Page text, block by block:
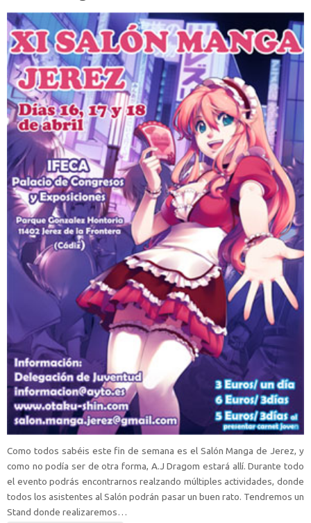
Como todos sabéis este fin de semana es el Salón Manga de Jerez, y
como no podía ser de otra forma, A.J Dragom estará allí. Durante todo
el evento podrás encontrarnos realzando múltiples actividades, donde
todos los asistentes al Salón podrán pasar un buen rato. Tendremos un
Stand donde realizaremos…